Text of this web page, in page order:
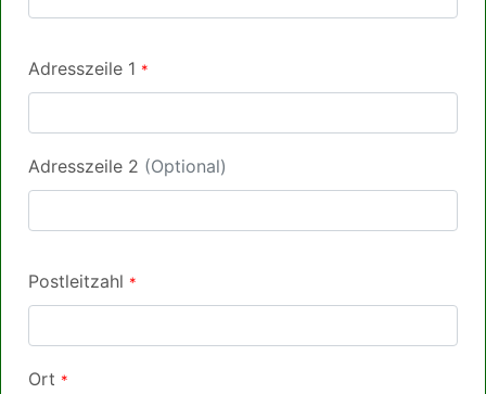
Adresszeile 1 *
Adresszeile 2 (Optional)
Postleitzahl *
Ort *